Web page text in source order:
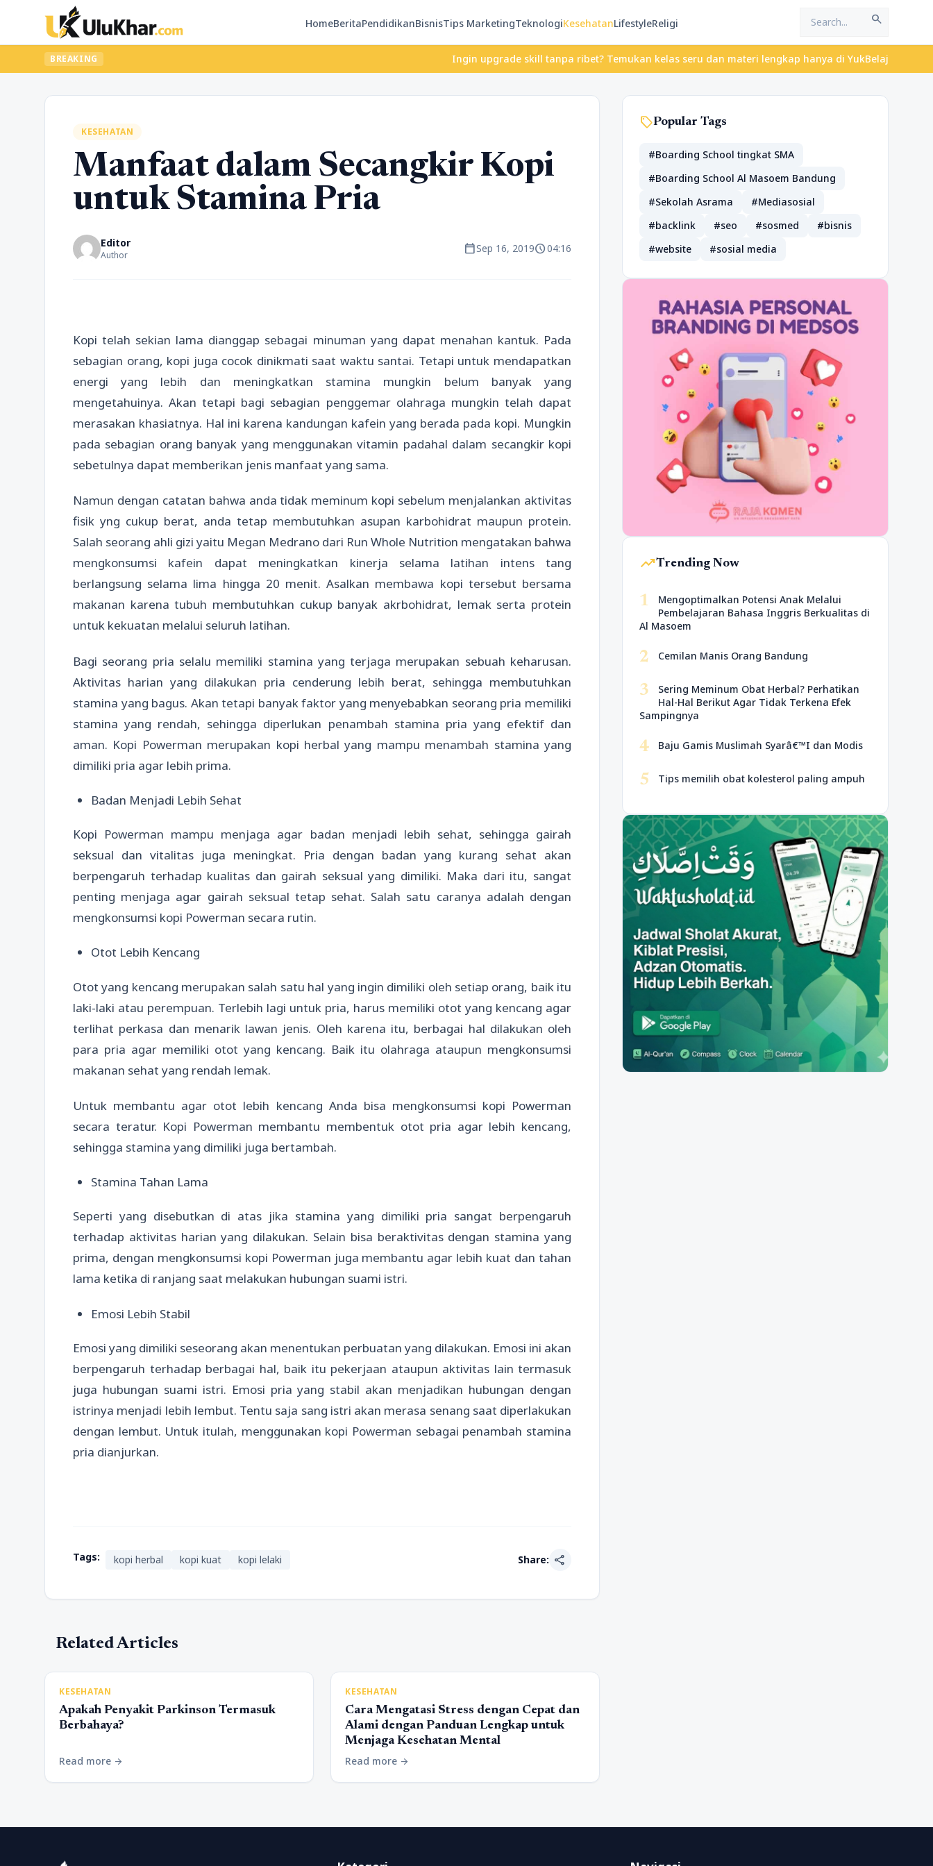
HomeBeritaPendidikanBisnisTips MarketingTeknologiKesehatanLifestyleReligi search
BREAKING Ingin upgrade skill tanpa ribet? Temukan kelas seru dan materi lengkap hanya di YukBelajar.com. Mulai
KESEHATAN
Manfaat dalam Secangkir Kopi
untuk Stamina Pria
Editor
Author calendar_todaySep 16, 2019schedule04:16
Kopi telah sekian lama dianggap sebagai minuman yang dapat menahan kantuk. Pada
sebagian orang, kopi juga cocok dinikmati saat waktu santai. Tetapi untuk mendapatkan
energi yang lebih dan meningkatkan stamina mungkin belum banyak yang
mengetahuinya. Akan tetapi bagi sebagian penggemar olahraga mungkin telah dapat
merasakan khasiatnya. Hal ini karena kandungan kafein yang berada pada kopi. Mungkin
pada sebagian orang banyak yang menggunakan vitamin padahal dalam secangkir kopi
sebetulnya dapat memberikan jenis manfaat yang sama.
Namun dengan catatan bahwa anda tidak meminum kopi sebelum menjalankan aktivitas
fisik yng cukup berat, anda tetap membutuhkan asupan karbohidrat maupun protein.
Salah seorang ahli gizi yaitu Megan Medrano dari Run Whole Nutrition mengatakan bahwa
mengkonsumsi kafein dapat meningkatkan kinerja selama latihan intens tang
berlangsung selama lima hingga 20 menit. Asalkan membawa kopi tersebut bersama
makanan karena tubuh membutuhkan cukup banyak akrbohidrat, lemak serta protein
untuk kekuatan melalui seluruh latihan.
Bagi seorang pria selalu memiliki stamina yang terjaga merupakan sebuah keharusan.
Aktivitas harian yang dilakukan pria cenderung lebih berat, sehingga membutuhkan
stamina yang bagus. Akan tetapi banyak faktor yang menyebabkan seorang pria memiliki
stamina yang rendah, sehingga diperlukan penambah stamina pria yang efektif dan
aman. Kopi Powerman merupakan kopi herbal yang mampu menambah stamina yang
dimiliki pria agar lebih prima.
Badan Menjadi Lebih Sehat
Kopi Powerman mampu menjaga agar badan menjadi lebih sehat, sehingga gairah
seksual dan vitalitas juga meningkat. Pria dengan badan yang kurang sehat akan
berpengaruh terhadap kualitas dan gairah seksual yang dimiliki. Maka dari itu, sangat
penting menjaga agar gairah seksual tetap sehat. Salah satu caranya adalah dengan
mengkonsumsi kopi Powerman secara rutin.
Otot Lebih Kencang
Otot yang kencang merupakan salah satu hal yang ingin dimiliki oleh setiap orang, baik itu
laki-laki atau perempuan. Terlebih lagi untuk pria, harus memiliki otot yang kencang agar
terlihat perkasa dan menarik lawan jenis. Oleh karena itu, berbagai hal dilakukan oleh
para pria agar memiliki otot yang kencang. Baik itu olahraga ataupun mengkonsumsi
makanan sehat yang rendah lemak.
Untuk membantu agar otot lebih kencang Anda bisa mengkonsumsi kopi Powerman
secara teratur. Kopi Powerman membantu membentuk otot pria agar lebih kencang,
sehingga stamina yang dimiliki juga bertambah.
Stamina Tahan Lama
Seperti yang disebutkan di atas jika stamina yang dimiliki pria sangat berpengaruh
terhadap aktivitas harian yang dilakukan. Selain bisa beraktivitas dengan stamina yang
prima, dengan mengkonsumsi kopi Powerman juga membantu agar lebih kuat dan tahan
lama ketika di ranjang saat melakukan hubungan suami istri.
Emosi Lebih Stabil
Emosi yang dimiliki seseorang akan menentukan perbuatan yang dilakukan. Emosi ini akan
berpengaruh terhadap berbagai hal, baik itu pekerjaan ataupun aktivitas lain termasuk
juga hubungan suami istri. Emosi pria yang stabil akan menjadikan hubungan dengan
istrinya menjadi lebih lembut. Tentu saja sang istri akan merasa senang saat diperlakukan
dengan lembut. Untuk itulah, menggunakan kopi Powerman sebagai penambah stamina
pria dianjurkan.
Tags: kopi herbal kopi kuat kopi lelaki Share: share
Related Articles
KESEHATAN
Apakah Penyakit Parkinson Termasuk
Berbahaya?
Read more arrow_forward
KESEHATAN
Cara Mengatasi Stress dengan Cepat dan
Alami dengan Panduan Lengkap untuk
Menjaga Kesehatan Mental
Read more arrow_forward
sellPopular Tags
#Boarding School tingkat SMA
#Boarding School Al Masoem Bandung
#Sekolah Asrama
#Mediasosial
#backlink
#seo #sosmed
#bisnis
#website
#sosial media
trending_upTrending Now
1
Mengoptimalkan Potensi Anak Melalui
Pembelajaran Bahasa Inggris Berkualitas di
Al Masoem
2 Cemilan Manis Orang Bandung
3
Sering Meminum Obat Herbal? Perhatikan
Hal-Hal Berikut Agar Tidak Terkena Efek
Sampingnya
4 Baju Gamis Muslimah Syarâ€™I dan Modis
5 Tips memilih obat kolesterol paling ampuh